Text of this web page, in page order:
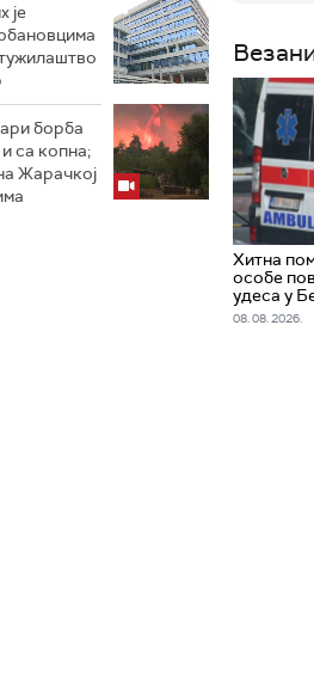
је
борба
са копна;
Жарачкој
Хитна
особе
удеса у
08. 08. 2026.